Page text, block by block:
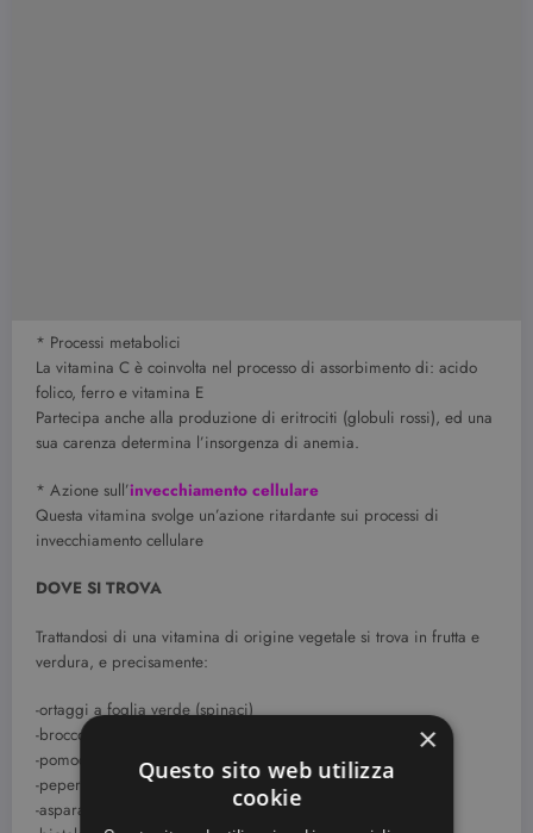
* Processi metabolici
La vitamina C è coinvolta nel processo di assorbimento di: acido
folico, ferro e vitamina E
Partecipa anche alla produzione di eritrociti (globuli rossi), ed una
sua carenza determina l’insorgenza di anemia.
* Azione sull’invecchiamento cellulare
Questa vitamina svolge un’azione ritardante sui processi di
invecchiamento cellulare
DOVE SI TROVA
Trattandosi di una vitamina di origine vegetale si trova in frutta e
verdura, e precisamente:
-ortaggi a foglia verde (spinaci)
-broccoli
-pomodori
-peperoni verdi
-asparagi
×
Questo sito web utilizza
cookie